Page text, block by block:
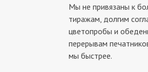
Мы не привязаны к
тиражам, долгим
цветопробы и
перерывам
мы быстрее.